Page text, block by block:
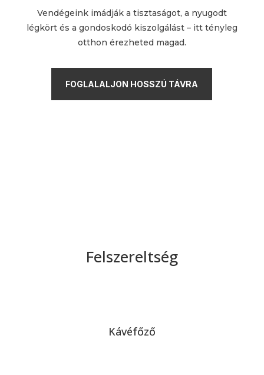
Vendégeink imádják a tisztaságot, a nyugodt
légkört és a gondoskodó kiszolgálást – itt tényleg
otthon érezheted magad.
FOGLALALJON HOSSZÚ TÁVRA
Felszereltség
Kávéfőző